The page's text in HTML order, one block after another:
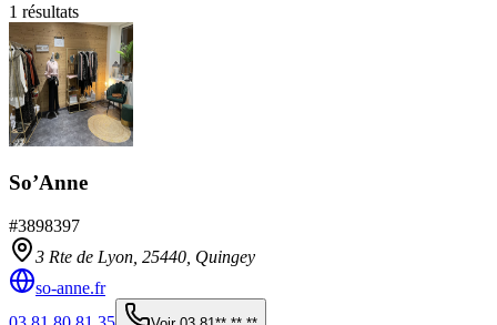
1 résultats
So’Anne
#3898397
3 Rte de Lyon, 25440 Quingey
so-anne.fr